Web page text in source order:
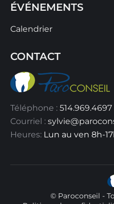
ÉVÉNEMENTS
Calendrier
CONTACT
Téléphone : 514.969.4697
Courriel :
Heures: Lun au ven 8h-
© Paroconseil -